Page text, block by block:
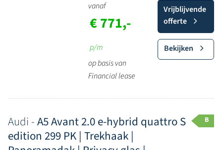
vanaf
€ 771,-
p/m
op basis van
Financial lease
Vrijblijvende
offerte
Bekijken
Audi -A5 Avant 2.0 e-hybrid quattro S
edition 299 PK | Trekhaak |
B